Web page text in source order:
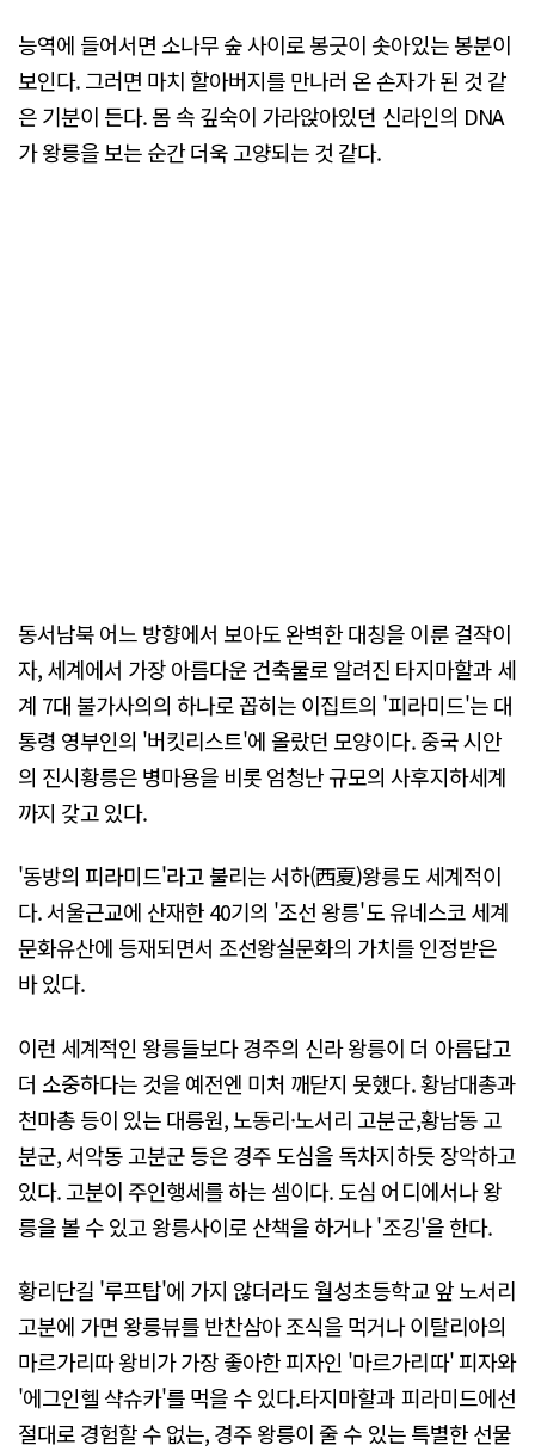
능역에 들어서면 소나무 숲 사이로 봉긋이 솟아있는 봉분이
보인다. 그러면 마치 할아버지를 만나러 온 손자가 된 것 같
은 기분이 든다. 몸 속 깊숙이 가라앉아있던 신라인의 DNA
가 왕릉을 보는 순간 더욱 고양되는 것 같다.
동서남북 어느 방향에서 보아도 완벽한 대칭을 이룬 걸작이
자, 세계에서 가장 아름다운 건축물로 알려진 타지마할과 세
계 7대 불가사의의 하나로 꼽히는 이집트의 '피라미드'는 대
통령 영부인의 '버킷리스트'에 올랐던 모양이다. 중국 시안
의 진시황릉은 병마용을 비롯 엄청난 규모의 사후지하세계
까지 갖고 있다.
'동방의 피라미드'라고 불리는 서하(西夏)왕릉도 세계적이
다. 서울근교에 산재한 40기의 '조선 왕릉'도 유네스코 세계
문화유산에 등재되면서 조선왕실문화의 가치를 인정받은
바 있다.
이런 세계적인 왕릉들보다 경주의 신라 왕릉이 더 아름답고
더 소중하다는 것을 예전엔 미처 깨닫지 못했다. 황남대총과
천마총 등이 있는 대릉원, 노동리·노서리 고분군,황남동 고
분군, 서악동 고분군 등은 경주 도심을 독차지하듯 장악하고
있다. 고분이 주인행세를 하는 셈이다. 도심 어디에서나 왕
릉을 볼 수 있고 왕릉사이로 산책을 하거나 '조깅'을 한다.
황리단길 '루프탑'에 가지 않더라도 월성초등학교 앞 노서리
고분에 가면 왕릉뷰를 반찬삼아 조식을 먹거나 이탈리아의
마르가리따 왕비가 가장 좋아한 피자인 '마르가리따' 피자와
'에그인헬 샥슈카'를 먹을 수 있다.타지마할과 피라미드에선
절대로 경험할 수 없는, 경주 왕릉이 줄 수 있는 특별한 선물